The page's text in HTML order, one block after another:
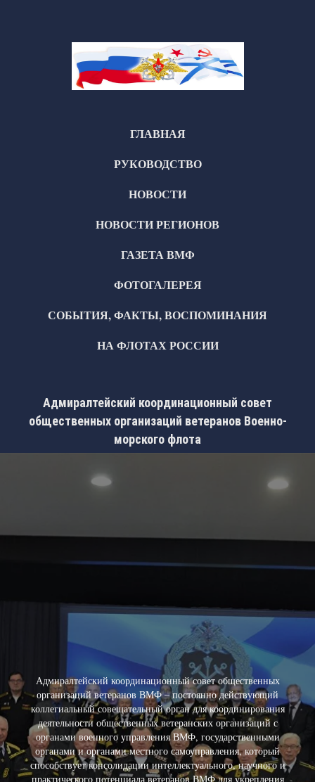
ГЛАВНАЯ
РУКОВОДСТВО
НОВОСТИ
НОВОСТИ РЕГИОНОВ
ГАЗЕТА ВМФ
ФОТОГАЛЕРЕЯ
СОБЫТИЯ, ФАКТЫ, ВОСПОМИНАНИЯ
НА ФЛОТАХ РОССИИ
Адмиралтейский координационный совет
общественных организаций ветеранов Военно-
морского флота
Адмиралтейский координационный совет общественных
организаций ветеранов ВМФ – постоянно действующий
коллегиальный совещательный орган для координирования
деятельности общественных ветеранских организаций с
органами военного управления ВМФ, государственными
органами и органами местного самоуправления, который
способствует консолидации интеллектуального, научного и
практического потенциала ветеранов ВМФ для укрепления